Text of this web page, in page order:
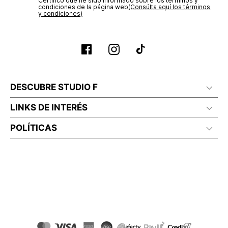
condiciones de la página web‎(Consúlta aquí los términos
y condiciones)
DESCUBRE STUDIO F
LINKS DE INTERÉS
POLÍTICAS